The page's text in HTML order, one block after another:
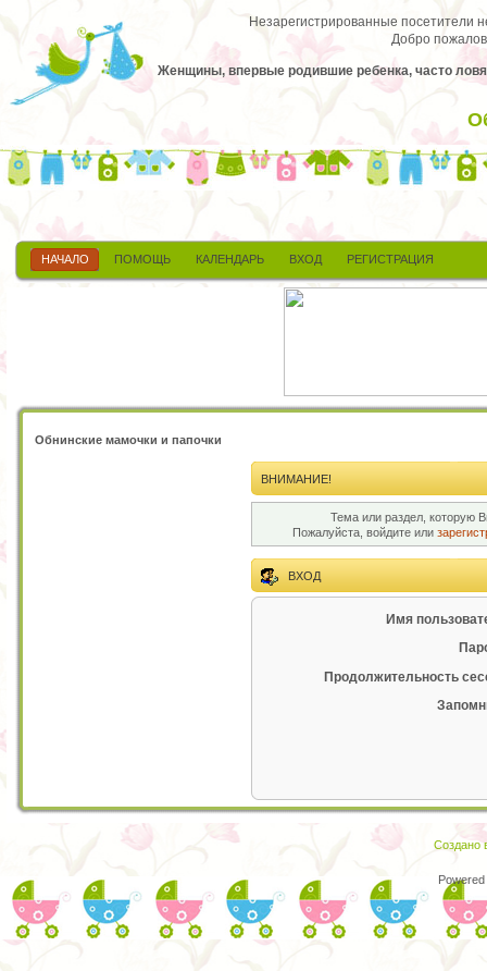
Незарегистрированные посетители
Добро
Женщины, впервые родившие ребенка, часто
НАЧАЛО ПОМОЩЬ КАЛЕНДАРЬ ВХОД РЕГИСТРАЦИЯ
Обнинские мамочки и папочки
ВНИМАНИЕ!
Тема или раздел, которую
Пожалуйста, войдите или
ВХОД
Имя
Продолжительность
Создано